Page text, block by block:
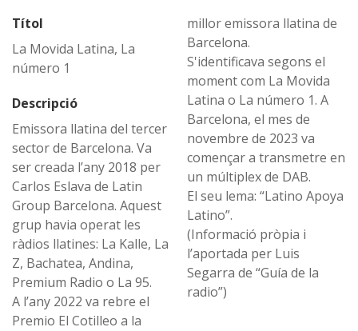
Títol
La Movida Latina, La
número 1
Descripció
Emissora llatina del tercer
sector de Barcelona. Va
ser creada l’any 2018 per
Carlos Eslava de Latin
Group Barcelona. Aquest
grup havia operat les
ràdios llatines: La Kalle, La
Z, Bachatea, Andina,
Premium Radio o La 95.
A l’any 2022 va rebre el
Premio El Cotilleo a la
millor emissora llatina de
Barcelona.
S'identificava segons el
moment com La Movida
Latina o La número 1. A
Barcelona, el mes de
novembre de 2023 va
començar a transmetre en
un múltiplex de DAB.
El seu lema: “Latino Apoya
Latino”.
(Informació pròpia i
l’aportada per Luis
Segarra de “Guía de la
radio”)